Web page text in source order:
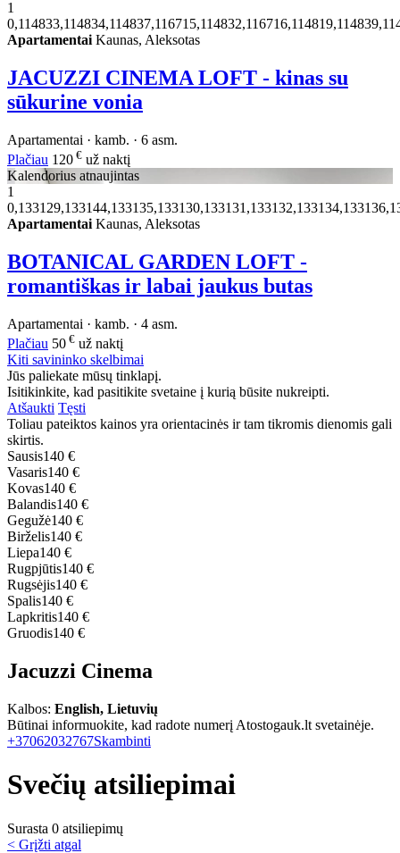
1
Apartamentai Kaunas, Aleksotas
JACUZZI CINEMA LOFT - kinas su
sūkurine vonia
Apartamentai · kamb. · 6 asm.
Plačiau 120 € už naktį
Kalendorius atnaujintas
1
Apartamentai Kaunas, Aleksotas
BOTANICAL GARDEN LOFT -
romantiškas ir labai jaukus butas
Apartamentai · kamb. · 4 asm.
Plačiau 50 € už naktį
Kiti savininko skelbimai
Jūs paliekate mūsų tinklapį.
Isitikinkite, kad pasitikite svetaine į kurią būsite nukreipti.
Atšaukti Tęsti
Toliau pateiktos kainos yra orientacinės ir tam tikromis dienomis gali
skirtis.
Sausis140 €
Vasaris140 €
Kovas140 €
Balandis140 €
Gegužė140 €
Birželis140 €
Liepa140 €
Rugpjūtis140 €
Rugsėjis140 €
Spalis140 €
Lapkritis140 €
Gruodis140 €
Jacuzzi Cinema
Kalbos: English, Lietuvių
Būtinai informuokite, kad radote numerį Atostogauk.lt svetainėje.
+37062032767Skambinti
Svečių atsiliepimai
Surasta 0 atsiliepimų
< Grįžti atgal